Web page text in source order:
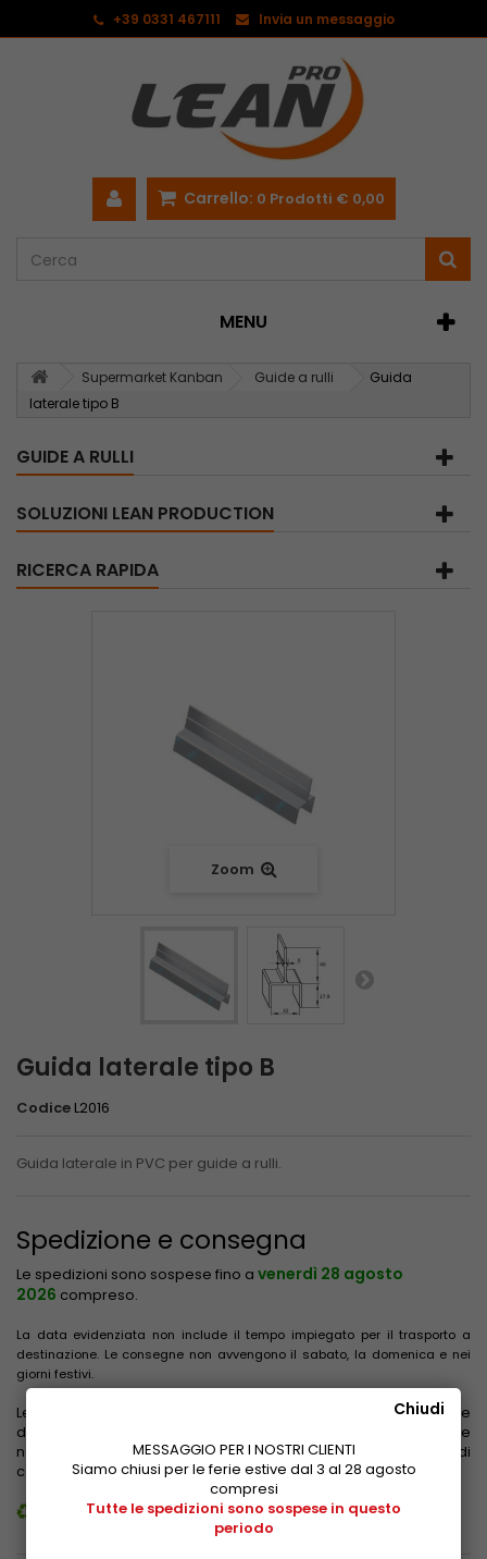
Chiudi
MESSAGGIO PER I NOSTRI CLIENTI
Siamo chiusi per le ferie estive dal 3 al 28 agosto
compresi
Tutte le spedizioni sono sospese in questo
periodo
+39 0331 467111 Invia un messaggio
Carrello: 0 Prodotti € 0,00
MENU
Supermarket Kanban Guide a rulli
Guida
laterale tipo B
GUIDE A RULLI
SOLUZIONI LEAN PRODUCTION
RICERCA RAPIDA
Zoom
Guida laterale tipo B
Codice L2016
Guida laterale in PVC per guide a rulli.
Spedizione e consegna
Le spedizioni sono sospese fino a venerdì 28 agosto
2026 compreso.
La data evidenziata non include il tempo impiegato per il trasporto a
destinazione. Le consegne non avvengono il sabato, la domenica e nei
giorni festivi.
Le tariffe di spedizione sono calcolate in base al peso, alle
dimensioni e alla zona di destinazione. Vengono evidenziate
nel carrello dopo aver inserito l'indirizzo di consegna e prima di
confermare l'acquisto.
Guarda le tariffe
Guida al riciclaggio dei nostri imballi